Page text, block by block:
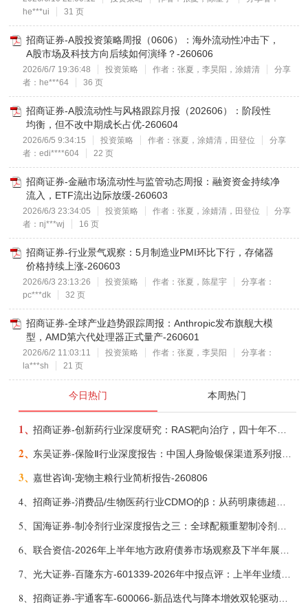
he***ui
31 页
招商证券-A股投资策略周报（0606）：海外流动性冲击下，
A股市场及科技方向后续如何演绎？-260606
2026/6/7 19:36:48 投资策略 作者：张夏，李昊阳，涂婧清
分享
者：he***64
36 页
招商证券-A股流动性与风格跟踪月报（202606）：阶段性
均衡，但不改中期成长占优-260604
2026/6/5 9:34:15 投资策略 作者：张夏，涂婧清，田登位
分享
者：edi****604
22 页
招商证券-金融市场流动性与监管动态周报：融资资金持续净
流入，ETF流出边际放缓-260603
2026/6/3 23:34:05 投资策略 作者：张夏，涂婧清，田登位
分享
者：nj***wj
16 页
招商证券-行业景气观察：5月制造业PMI环比下行，存储器
价格持续上涨-260603
2026/6/3 23:13:26 投资策略 作者：张夏，陈星宇
分享者：
pc***dk
32 页
招商证券-全球产业趋势跟踪周报：Anthropic发布旗舰大模
型，AMD第六代处理器正式量产-260601
2026/6/2 11:03:11 投资策略 作者：张夏，李昊阳
分享者：
la***sh
21 页
今日热门 本周热门
1、
2、
3、嘉世咨询-宠物主粮行业简析报告-260806
4、
5、
6、
7、 光大证券-百隆东方-601339-2026年中报点评：上半年业绩表现高增，国内外产能均有亮眼表现-260807
8、